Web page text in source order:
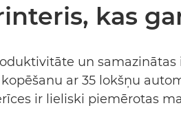
kas
un
ar 35 lokšņu
ir lieliski piemērotas